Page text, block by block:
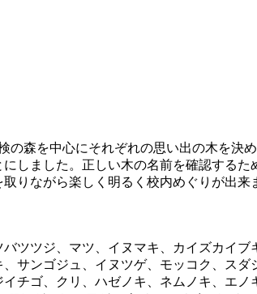
森を中心にそれぞれの思い出の木を決
しました。正しい木の名前を確認する
りながら楽しく明るく校内めぐりが出来
ツジ、マツ、イヌマキ、カイズカイ
サンゴジュ、イヌツゲ、モッコク、ス
チゴ、クリ、ハゼノキ、ネムノキ、エ